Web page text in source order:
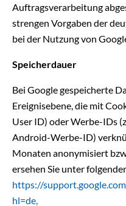
Auftragsverarbeitung
strengen Vorgaben der
bei der Nutzung von
Speicherdauer
Bei Google gespeicherte
Ereignisebene, die mit
User ID) oder Werbe-IDs
Android-Werbe-ID)
Monaten anonymisiert
ersehen Sie unter
https://
hl=de,